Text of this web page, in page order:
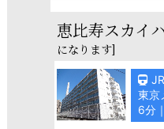
恵比寿スカイ
になります]
東京
6分